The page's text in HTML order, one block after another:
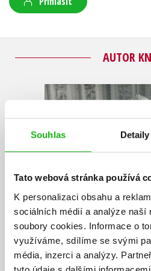
Souhlas Detaily
Tato webová stránka používá
K personalizaci obsahu a
sociálních médií a analýze
soubory cookies. Informace o
využíváme, sdílíme se svými
média, inzerci a analýzy.
AUTOR